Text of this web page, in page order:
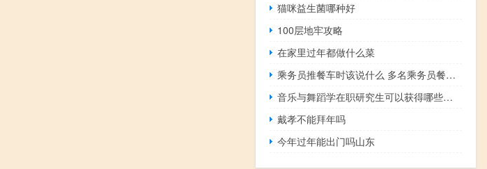
猫咪益生菌哪种好
100层地牢攻略
在家里过年都做什么菜
乘务员推餐车时该说什么 多名乘务员餐车吃饭被乘客怒怼
音乐与舞蹈学在职研究生可以获得哪些证书
戴孝不能拜年吗
今年过年能出门吗山东